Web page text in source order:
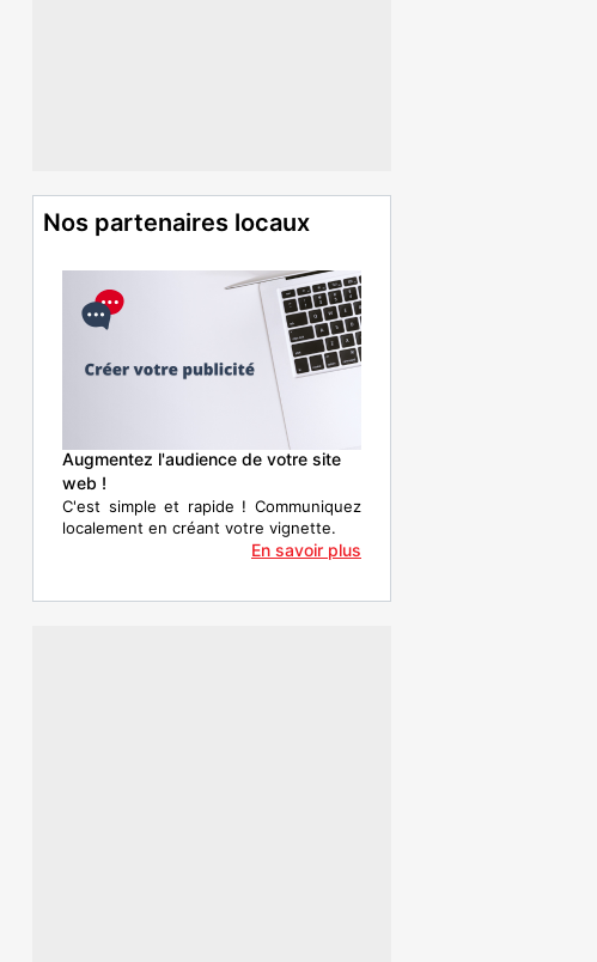
Nos partenaires locaux
Augmentez l'audience de votre site
web !
C'est simple et rapide ! Communiquez
localement en créant votre vignette.
En savoir plus